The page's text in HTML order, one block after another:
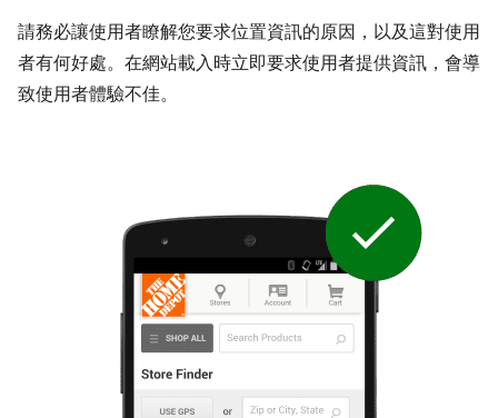
請務必讓使用者瞭解您要求位置資訊的原因，以及這對使用
者有何好處。在網站載入時立即要求使用者提供資訊，會導
致使用者體驗不佳。